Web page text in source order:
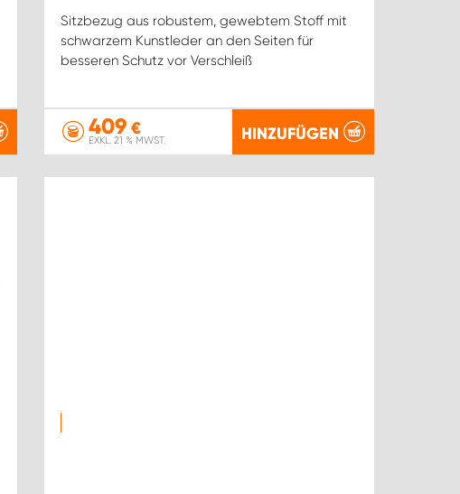
Sitzbezug aus robustem, gewebtem Stoff mit
schwarzem Kunstleder an den Seiten für
besseren Schutz vor Verschleiß
409 €
EXKL. 21 % MWST. HINZUFÜGEN